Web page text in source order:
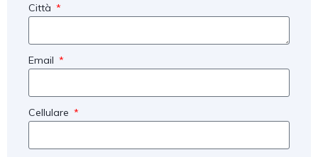
Città
Email
Cellulare